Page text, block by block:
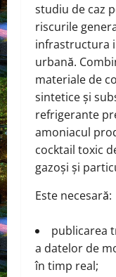
studiu de caz
riscurile
infrastructura
urbană.
materiale de
sintetice și
refrigerante
amoniacul
cocktail toxic
gazoși și
Este necesară:
publicarea
a datelor de
în timp real;